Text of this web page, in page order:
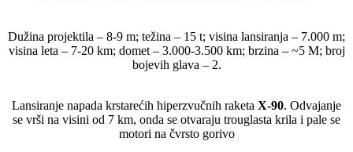
Dužina projektila – 8-9 m; težina – 15 t; visina lansiranja – 7.000 m;
visina leta – 7-20 km; domet – 3.000-3.500 km; brzina – ~5 M; broj
bojevih glava – 2.
Lansiranje napada krstarećih hiperzvučnih raketa X-90. Odvajanje
se vrši na visini od 7 km, onda se otvaraju trouglasta krila i pale se
motori na čvrsto gorivo